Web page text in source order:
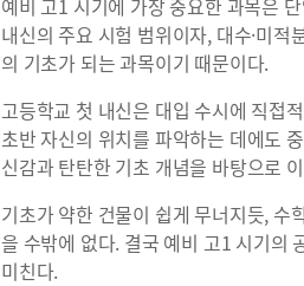
예비 고1 시기에 가장 중요한 과목은
내신의 주요 시험 범위이자, 대수·미
의 기초가 되는 과목이기 때문이다.
고등학교 첫 내신은 대입 수시에 직접
초반 자신의 위치를 파악하는 데에도
신감과 탄탄한 기초 개념을 바탕으로
기초가 약한 건물이 쉽게 무너지듯, 수
을 수밖에 없다. 결국 예비 고1 시기
미친다.